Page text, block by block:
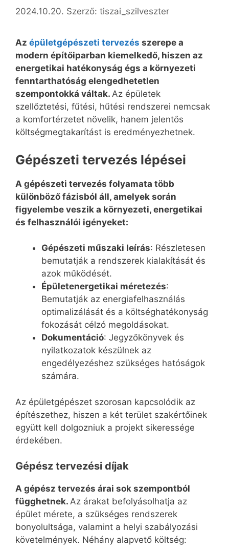
2024.10.20. Szerző: tiszai_szilveszter
Az épületgépészeti tervezés szerepe a
modern építőiparban kiemelkedő, hiszen az
energetikai hatékonyság égs a környezeti
fenntarthatóság elengedhetetlen
szempontokká váltak. Az épületek
szellőztetési, fűtési, hűtési rendszerei nemcsak
a komfortérzetet növelik, hanem jelentős
költségmegtakarítást is eredményezhetnek.
Gépészeti tervezés lépései
A gépészeti tervezés folyamata több
különböző fázisból áll, amelyek során
figyelembe veszik a környezeti, energetikai
és felhasználói igényeket:
Gépészeti műszaki leírás: Részletesen
bemutatják a rendszerek kialakítását és
azok működését.
Épületenergetikai méretezés:
Bemutatják az energiafelhasználás
optimalizálását és a költséghatékonyság
fokozását célzó megoldásokat.
Dokumentáció: Jegyzőkönyvek és
nyilatkozatok készülnek az
engedélyezéshez szükséges hatóságok
számára.
Az épületgépészet szorosan kapcsolódik az
építészethez, hiszen a két terület szakértőinek
együtt kell dolgozniuk a projekt sikeressége
érdekében.
Gépész tervezési díjak
A gépész tervezés árai sok szempontból
függhetnek. Az árakat befolyásolhatja az
épület mérete, a szükséges rendszerek
bonyolultsága, valamint a helyi szabályozási
követelmények. Néhány alapvető költség: